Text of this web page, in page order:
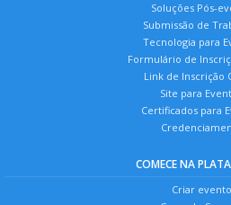
Soluções Pós-
Submissão de
Tecnologia para
Formulário de
Link de Inscrição
Site para
Certificados para
COMECE NA
Criar evento